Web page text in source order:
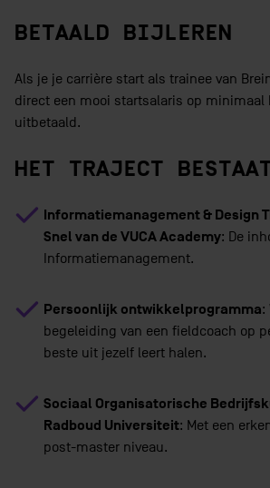
BETAALD BIJLEREN
Als je je carrière start als trainee van
direct een mooi startsalaris op minimaal
uitbetaald.
HET TRAJECT
Informatiemanagement & Design
Snel van de VUCA Academy: De
Informatiemanagement.
Persoonlijk ontwikkelprogramma:
begeleiding van een fieldcoach op
beste uit jezelf leert halen.
Sociaal Organisatorische
Radboud Universiteit: Met een
post-master niveau.